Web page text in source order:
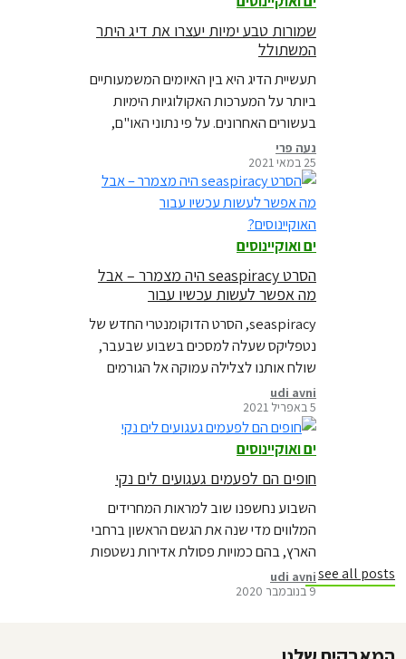
שמורות טבע ימיות יעצרו את דיג היתר
המשתולל
תעשיית הדיג היא בין האיומים המשמעותיים
ביותר על המערכות האקולוגיות הימיות
בעשורים האחרונים. על פי נתוני האו"ם,
ויצורי הים הנמצאים תחת דיג יתר שילש את
עצמו ויחד עם קידוחי גז ונפט, זיהום,
פסולת פלסטיק ושינויי האקלים נוצרת
"הסערה המושלמת" המעמידה את
האוקיינוסים שלנו בסכנה חמורה. זה הזמן
לאמנת…
נעה פרי
25 במאי 2021
ים ואוקיינוסים
הסרט seaspiracy היה מצמרר – אבל
מה אפשר לעשות עכשיו עבור
seaspiracy, הסרט הדוקומנטרי החדש של
נטפליקס שעלה למסכים בשבוע שבעבר,
שולח אותנו לצלילה עמוקה אל הגורמים
שמדרדרים במהירות את החיים באוקיינוסים
שלנו.
udi avni
5 באפריל 2021
ים ואוקיינוסים
חופים הם לפעמים געגועים לים נקי
השבוע נחשפנו שוב למראות המחרידים
המלווים מדי שנה את הגשם הראשון ברחבי
הארץ, בהם כמויות פסולת אדירות נשטפות
לחופי הים התיכון האהוב שלנו. על פי דו"ח
חדש, כ – 230 אלף טון של פלסטיק זורמים
udi avni
9 בנובמבר 2020
see all posts